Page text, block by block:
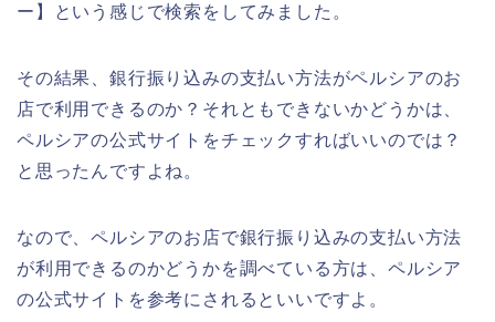
ー】という感じで検索をしてみました。
その結果、銀行振り込みの支払い方法がペルシアのお
店で利用できるのか？それともできないかどうかは、
ペルシアの公式サイトをチェックすればいいのでは？
と思ったんですよね。
なので、ペルシアのお店で銀行振り込みの支払い方法
が利用できるのかどうかを調べている方は、ペルシア
の公式サイトを参考にされるといいですよ。